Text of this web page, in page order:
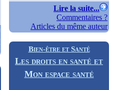
Lire la suite...
Commentaires ?
Articles du même auteur
Bien-être et Santé
Les droits en santé et
Mon espace santé